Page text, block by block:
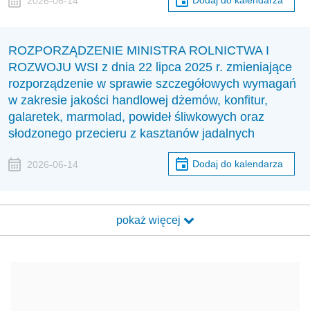
ROZPORZĄDZENIE MINISTRA ROLNICTWA I
ROZWOJU WSI z dnia 22 lipca 2025 r. zmieniające
rozporządzenie w sprawie szczegółowych wymagań
w zakresie jakości handlowej dżemów, konfitur,
galaretek, marmolad, powideł śliwkowych oraz
słodzonego przecieru z kasztanów jadalnych
2026-06-14 Dodaj do kalendarza
pokaż więcej